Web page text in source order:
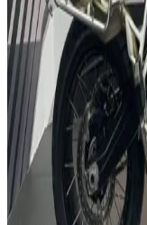
745cc
/
A2
Contado
5999€
Financiado
125€/mes
2021
BMW
F 850 GS
37.770km
/